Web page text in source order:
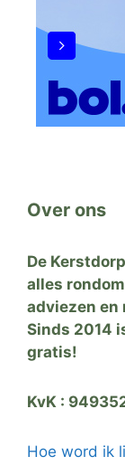
Over ons
De
alles
adviezen en
Sinds 2014
gratis!
KvK :
Hoe word ik